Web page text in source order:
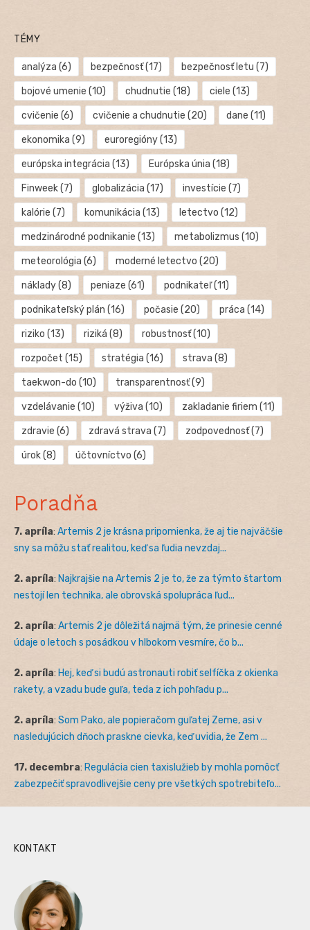
TÉMY
analýza (6) bezpečnosť(17) bezpečnosť letu (7)
bojové umenie (10) chudnutie (18) ciele (13)
cvičenie (6) cvičenie a chudnutie (20) dane (11)
ekonomika (9) euroregióny(13)
európska integrácia (13) Európska únia (18)
Finweek(7) globalizácia (17) investície (7)
kalórie (7) komunikácia (13) letectvo (12)
medzinárodné podnikanie (13) metabolizmus (10)
meteorológia (6) moderné letectvo (20)
náklady(8) peniaze (61) podnikateľ(11)
podnikateľský plán (16) počasie (20) práca (14)
riziko (13) riziká (8) robustnosť(10)
rozpočet (15) stratégia (16) strava (8)
taekwon-do (10) transparentnosť(9)
vzdelávanie (10) výživa (10) zakladanie firiem (11)
zdravie (6) zdravá strava (7) zodpovednosť(7)
úrok(8) účtovníctvo (6)
Poradňa
7. apríla: Artemis 2 je krásna pripomienka, že aj tie najväčšie
sny sa môžu stať realitou, keď sa ľudia nevzdaj...
2. apríla: Najkrajšie na Artemis 2 je to, že za týmto štartom
nestojí len technika, ale obrovská spolupráca ľud...
2. apríla: Artemis 2 je dôležitá najmä tým, že prinesie cenné
údaje o letoch s posádkou v hlbokom vesmíre, čo b...
2. apríla: Hej, keď si budú astronauti robiť selfíčka z okienka
rakety, a vzadu bude guľa, teda z ich pohľadu p...
2. apríla: Som Pako, ale popieračom guľatej Zeme, asi v
nasledujúcich dňoch praskne cievka, keď uvidia, že Zem ...
17. decembra: Regulácia cien taxislužieb by mohla pomôcť
zabezpečiť spravodlivejšie ceny pre všetkých spotrebiteľo...
KONTAKT